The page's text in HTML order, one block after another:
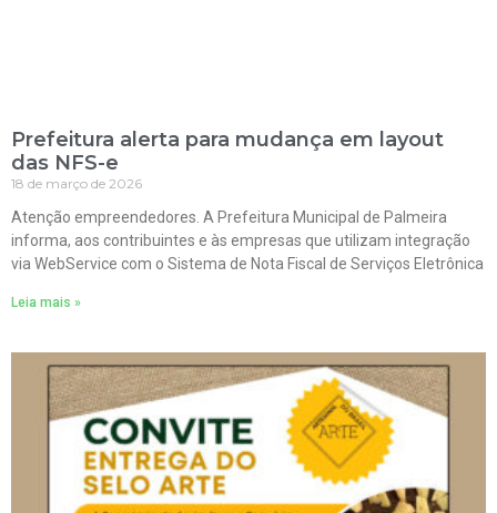
Prefeitura alerta para mudança em layout
das NFS-e
18 de março de 2026
Atenção empreendedores. A Prefeitura Municipal de Palmeira
informa, aos contribuintes e às empresas que utilizam integração
via WebService com o Sistema de Nota Fiscal de Serviços Eletrônica
Leia mais »